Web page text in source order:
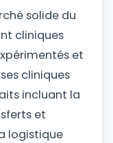
solide du
cliniques
et
cliniques
incluant la
et
logistique